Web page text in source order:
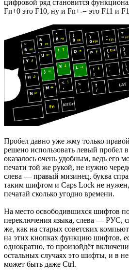
цифровой ряд становится
Fn+0 это F10, ну и Fn+-= это F11 и
Пробел давно уже жму только
решено использовать левый пробел
оказалось очень удобным, ведь его
печати той же рукой, не нужно
слева — правый мизинец, буква
таким шифтом и Caps Lock не
печатай сколько угодно времени.
На место освободившихся шифтов
переключения языка, слева — РУС,
же, как на старых советских
на этих кнопках функцию шифтов,
однократно, то произойдёт
остальных случаях это шифты, и в
может быть даже Ctrl.